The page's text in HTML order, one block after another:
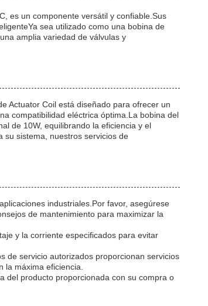
es un componente versátil y confiable.Sus
sea utilizado como una bobina de
amplia variedad de válvulas y
Actuator Coil está diseñado para ofrecer un
compatibilidad eléctrica óptima.La bobina del
de 10W, equilibrando la eficiencia y el
su sistema, nuestros servicios de
industriales.Por favor, asegúrese
de mantenimiento para maximizar la
y la corriente especificados para evitar
de servicio autorizados proporcionan servicios
máxima eficiencia.
del producto proporcionada con su compra o